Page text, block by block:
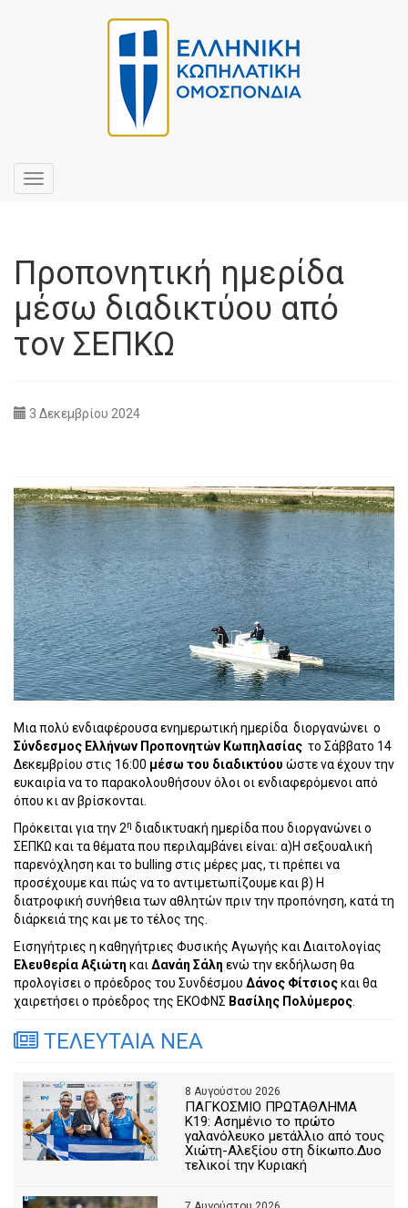
Toggle
navigation
Προπονητική ημερίδα
μέσω διαδικτύου από
τον ΣΕΠΚΩ
3 Δεκεμβρίου 2024
Μια πολύ ενδιαφέρουσα ενημερωτική ημερίδα διοργανώνει ο
Σύνδεσμος Ελλήνων Προπονητών Κωπηλασίας το Σάββατο 14
Δεκεμβρίου στις 16:00 μέσω του διαδικτύου ώστε να έχουν την
ευκαιρία να το παρακολουθήσουν όλοι οι ενδιαφερόμενοι από
όπου κι αν βρίσκονται.
Πρόκειται για την 2η διαδικτυακή ημερίδα που διοργανώνει ο
ΣΕΠΚΩ και τα θέματα που περιλαμβάνει είναι: α)Η σεξουαλική
παρενόχληση και το bulling στις μέρες μας, τι πρέπει να
προσέχουμε και πώς να το αντιμετωπίζουμε και β) Η
διατροφική συνήθεια των αθλητών πριν την προπόνηση, κατά τη
διάρκειά της και με το τέλος της.
Εισηγήτριες η καθηγήτριες Φυσικής Αγωγής και Διαιτολογίας
Ελευθερία Αξιώτη και Δανάη Σάλη ενώ την εκδήλωση θα
προλογίσει ο πρόεδρος του Συνδέσμου Δάνος Φίτσιοςκαι θα
χαιρετήσει ο πρόεδρος της ΕΚΟΦΝΣ Βασίλης Πολύμερος
ΤΕΛΕΥΤΑΙΑ ΝΕΑ
8 Αυγούστου 2026
ΠΑΓΚΟΣΜΙΟ ΠΡΩΤΑΘΛΗΜΑ
Κ19: Ασημένιο το πρώτο
γαλανόλευκο μετάλλιο από τους
Χιώτη-Αλεξίου στη δίκωπο.Δυο
τελικοί την Κυριακή